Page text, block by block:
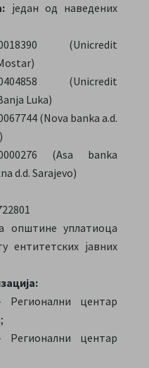
један од наведених
(Unicredit
(Unicredit
Luka)
(Nova banka a.d.
(Asa banka
d.d. Sarajevo)
уплатиоца
ентитетских јавних
Регионални центар
Регионални центар